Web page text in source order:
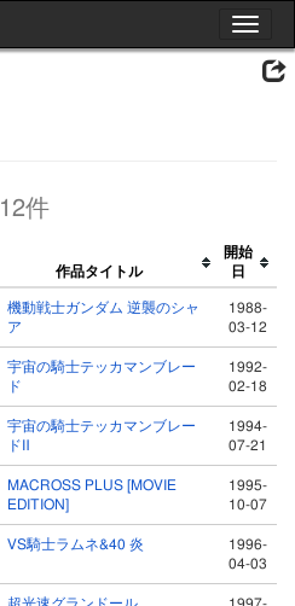
Toggle
12件
作品タイトル
開始
日
機動戦士ガンダム 逆襲のシャ
ア
1988-
03-12
宇宙の騎士テッカマンブレー
ド
1992-
02-18
宇宙の騎士テッカマンブレー
ドⅡ
1994-
07-21
MACROSS PLUS [MOVIE
EDITION]
1995-
10-07
VS騎士ラムネ&40 炎
1996-
04-03